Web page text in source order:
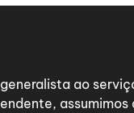
ao
assumimos